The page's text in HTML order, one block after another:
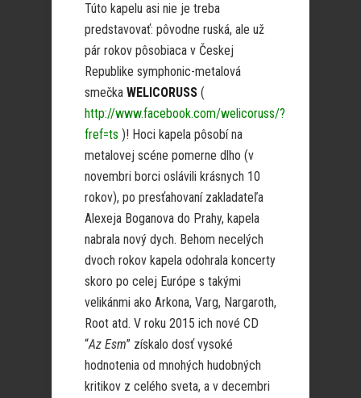
Túto kapelu asi nie je treba
predstavovať: pôvodne ruská, ale už
pár rokov pôsobiaca v Českej
Republike symphonic-metalová
smečka WELICORUSS (
http://www.facebook.com/welicoruss/?
fref=ts )! Hoci kapela pôsobí na
metalovej scéne pomerne dlho (v
novembri borci oslávili krásnych 10
rokov), po presťahovaní zakladateľa
Alexeja Boganova do Prahy, kapela
nabrala nový dych. Behom necelých
dvoch rokov kapela odohrala koncerty
skoro po celej Európe s takými
velikánmi ako Arkona, Varg, Nargaroth,
Root atd. V roku 2015 ich nové CD
“Az Esm” získalo dosť vysoké
hodnotenia od mnohých hudobných
kritikov z celého sveta, a v decembri